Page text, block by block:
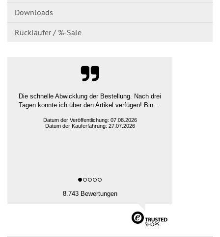
Downloads
Rückläufer / %-Sale
Die schnelle Abwicklung der Bestellung. Nach drei
Tagen konnte ich über den Artikel verfügen! Bin ...
Datum der Veröffentlichung: 07.08.2026
Datum der Kauferfahrung: 27.07.2026
8.743 Bewertungen